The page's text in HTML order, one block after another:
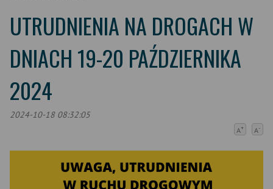
UTRUDNIENIA NA DROGACH W
DNIACH 19-20 PAŹDZIERNIKA
2024
2024-10-18 08:32:05
A+ A-